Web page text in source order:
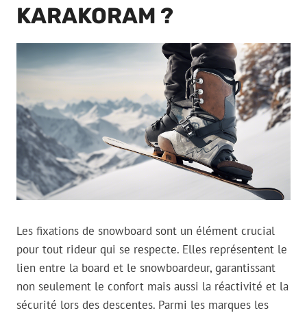
KARAKORAM ?
Les fixations de snowboard sont un élément crucial
pour tout rideur qui se respecte. Elles représentent le
lien entre la board et le snowboardeur, garantissant
non seulement le confort mais aussi la réactivité et la
sécurité lors des descentes. Parmi les marques les